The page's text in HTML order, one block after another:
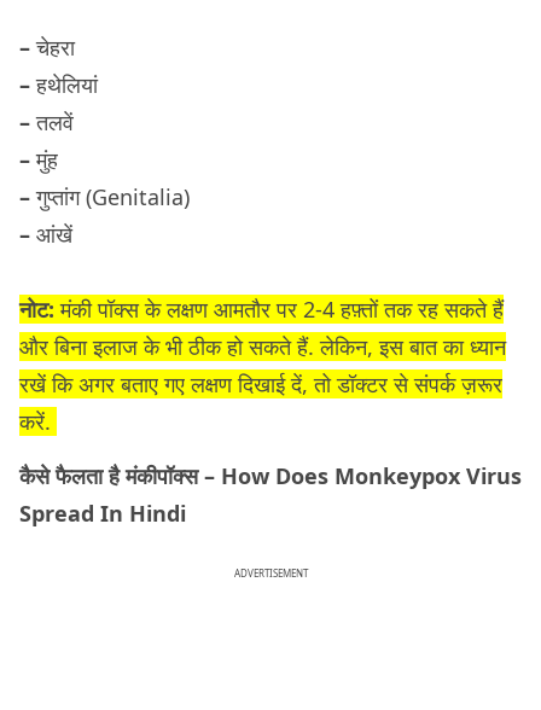
–चेहरा
–हथेलियां
–तलवें
–मुंह
–गुप्तांग (Genitalia)
– आंखें
नोट:मंकी पॉक्स के लक्षण आमतौर पर 2-4 हफ़्तों तक रह सकते हैं
और बिना इलाज के भी ठीक हो सकते हैं. लेकिन, इस बात का ध्यान
रखें कि अगर बताए गए लक्षण दिखाई दें, तो डॉक्टर से संपर्क ज़रूर
करें.
कैसे फैलता है मंकीपॉक्स – How Does Monkeypox Virus
Spread In Hindi
ADVERTISEMENT